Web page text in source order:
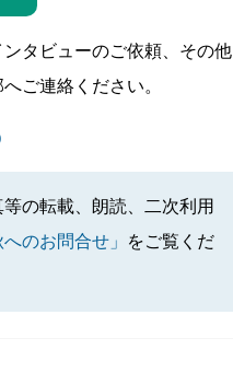
タビューのご依頼、その他
ご連絡ください。
の転載、朗読、二次利用
へのお問合せ」
をご覧くだ